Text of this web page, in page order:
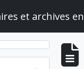
et archives